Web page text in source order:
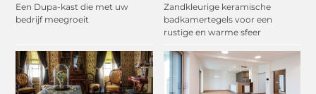
Een Dupa-kast die met uw
bedrijf meegroeit
Zandkleurige keramische
badkamertegels voor een
rustige en warme sfeer